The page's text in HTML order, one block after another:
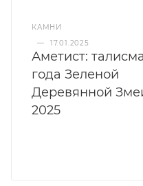
КАМНИ
—
17.01.2025
Аметист:
года Зеленой
Деревянной
2025